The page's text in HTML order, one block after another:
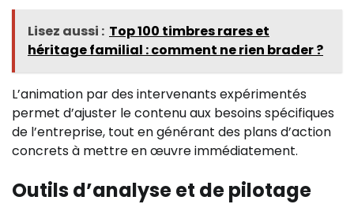
Lisez aussi : Top 100 timbres rares et
héritage familial : comment ne rien brader ?
L’animation par des intervenants expérimentés
permet d’ajuster le contenu aux besoins spécifiques
de l’entreprise, tout en générant des plans d’action
concrets à mettre en œuvre immédiatement.
Outils d’analyse et de pilotage